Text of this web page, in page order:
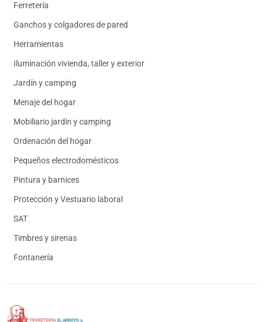
Ferretería
Ganchos y colgadores de pared
Herramientas
Iluminación vivienda, taller y exterior
Jardín y camping
Menaje del hogar
Mobiliario jardín y camping
Ordenación del hogar
Pequeños electrodomésticos
Pintura y barnices
Protección y Vestuario laboral
SAT
Timbres y sirenas
Fontanería